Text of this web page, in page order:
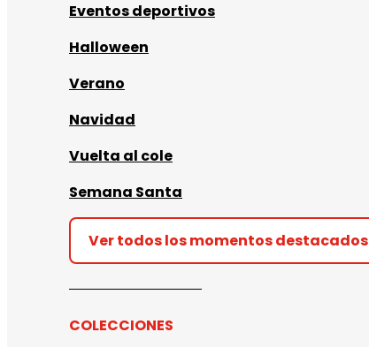
Eventos deportivos
Halloween
Verano
Navidad
Vuelta al cole
Semana Santa
Ver todos los momentos destacados
COLECCIONES